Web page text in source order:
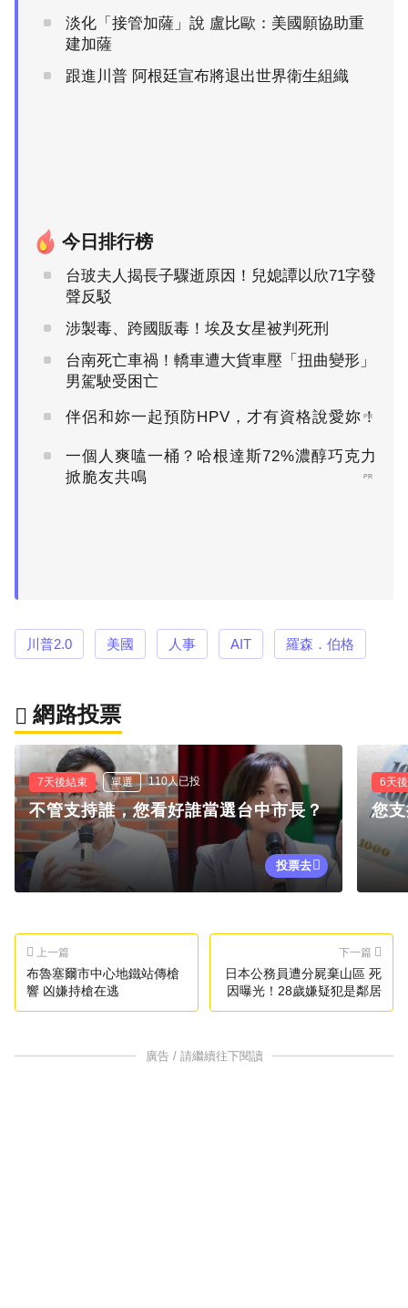
淡化「接管加薩」說 盧比歐：美國願協助重
建加薩
跟進川普 阿根廷宣布將退出世界衛生組織
今日排行榜
台玻夫人揭長子驟逝原因！兒媳譚以欣71字發
聲反駁
涉製毒、跨國販毒！埃及女星被判死刑
台南死亡車禍！轎車遭大貨車壓「扭曲變形」
男駕駛受困亡
伴侶和妳一起預防HPV，才有資格說愛妳！
PR
一個人爽嗑一桶？哈根達斯72%濃醇巧克力
掀脆友共鳴
PR
川普2.0 美國 人事 AIT 羅森．伯格
網路投票
7天後結束 單選 110人已投
不管支持誰，您看好誰當選台中市長？
投票去
6天
您
上一篇
布魯塞爾市中心地鐵站傳槍
響 凶嫌持槍在逃
下一篇
日本公務員遭分屍棄山區 死
因曝光！28歲嫌疑犯是鄰居
廣告 / 請繼續往下閱讀